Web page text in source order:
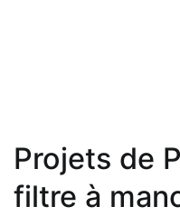
Projets de
filtre à